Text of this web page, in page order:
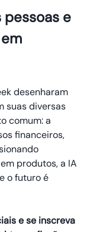
e
desenharam
suas diversas
comum: a
financeiros,
produtos, a IA
o futuro é
e se inscreva